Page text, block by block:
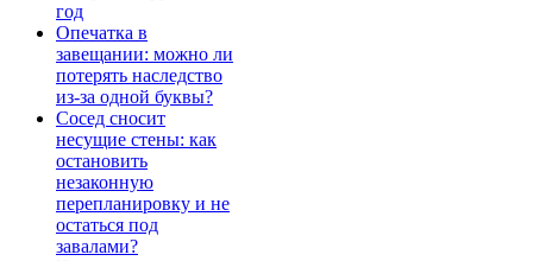
год
Опечатка в
завещании: можно ли
потерять наследство
из-за одной буквы?
Сосед сносит
несущие стены: как
остановить
незаконную
перепланировку и не
остаться под
завалами?